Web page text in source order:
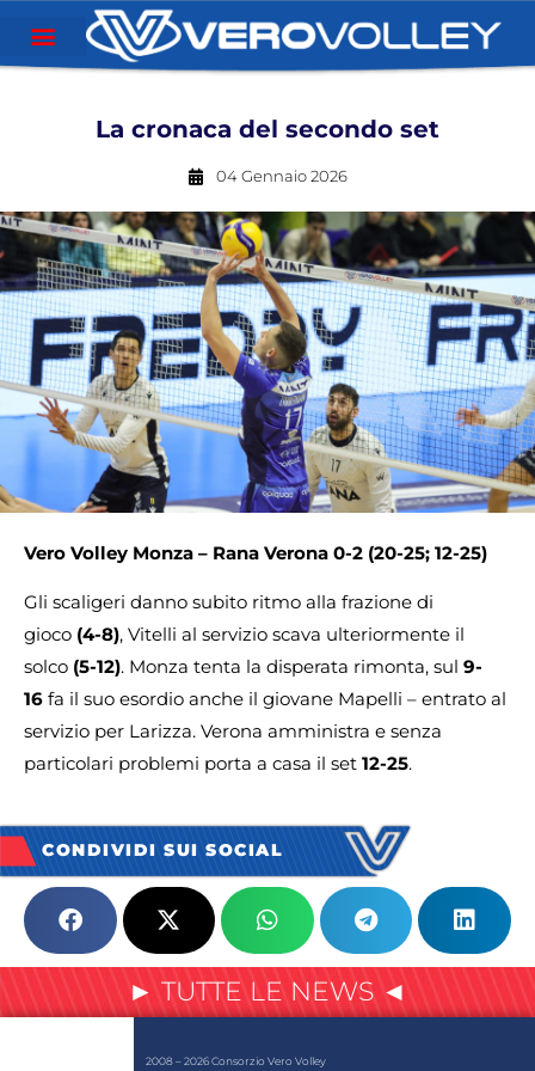
La cronaca del secondo set
04 Gennaio 2026
Vero Volley Monza – Rana Verona 0-2 (20-25; 12-25)
Gli scaligeri danno subito ritmo alla frazione di
gioco (4-8), Vitelli al servizio scava ulteriormente il
solco (5-12). Monza tenta la disperata rimonta, sul 9-
16 fa il suo esordio anche il giovane Mapelli – entrato al
servizio per Larizza. Verona amministra e senza
particolari problemi porta a casa il set 12-25.
CONDIVIDI SUI SOCIAL
► TUTTE LE NEWS ◄
2008 – 2026 Consorzio Vero Volley